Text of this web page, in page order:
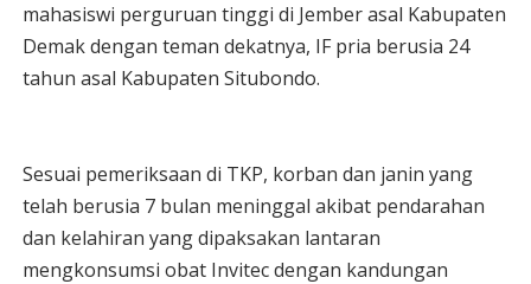
mahasiswi perguruan tinggi di Jember asal Kabupaten
Demak dengan teman dekatnya, IF pria berusia 24
tahun asal Kabupaten Situbondo.
Sesuai pemeriksaan di TKP, korban dan janin yang
telah berusia 7 bulan meninggal akibat pendarahan
dan kelahiran yang dipaksakan lantaran
mengkonsumsi obat Invitec dengan kandungan